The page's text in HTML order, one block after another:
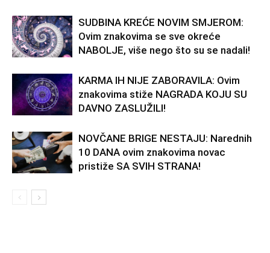
SUDBINA KREĆE NOVIM SMJEROM:
Ovim znakovima se sve okreće
NABOLJE, više nego što su se nadali!
KARMA IH NIJE ZABORAVILA: Ovim
znakovima stiže NAGRADA KOJU SU
DAVNO ZASLUŽILI!
NOVČANE BRIGE NESTAJU: Narednih
10 DANA ovim znakovima novac
pristiže SA SVIH STRANA!